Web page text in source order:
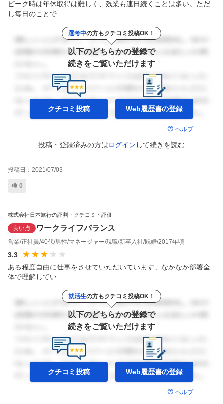
ピーク時は年休取得は難しく、残業も連日続くことは多い。ただ
し毎日のことで...
選考中の方もクチコミ投稿OK！
以下のどちらかの登録で
続きをご覧いただけます
クチコミ投稿 Web履歴書の登録
ヘルプ
投稿・登録済みの方はログイン して続きを読む
投稿日： 2021/07/03
0
株式会社日本旅行の評判・クチコミ・評価
良い点 ワークライフバランス
営業 正社員 40代 男性 マネージャー 現職 新卒入社 既婚 2017年頃
3.3
ある程度自由に仕事をさせていただいています。なかなか部署全
体で理解してい...
就活生の方もクチコミ投稿OK！
以下のどちらかの登録で
続きをご覧いただけます
クチコミ投稿 Web履歴書の登録
ヘルプ